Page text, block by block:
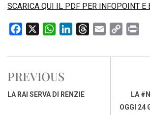
SCARICA QUI IL PDF PER INFOPOINT E
c
b
o
W
a
s
A
n
d
r
a
p
n
i
PREVIOUS
LA RAI SERVA DI RENZIE
LA
OGGI 24